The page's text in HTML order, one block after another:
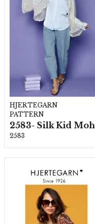
HJERTEGARN
PATTERN
2583